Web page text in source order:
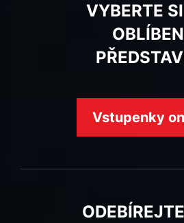
VYBERTE
Vstupenky